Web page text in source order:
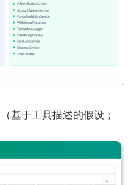
（基于工具描述的假设；